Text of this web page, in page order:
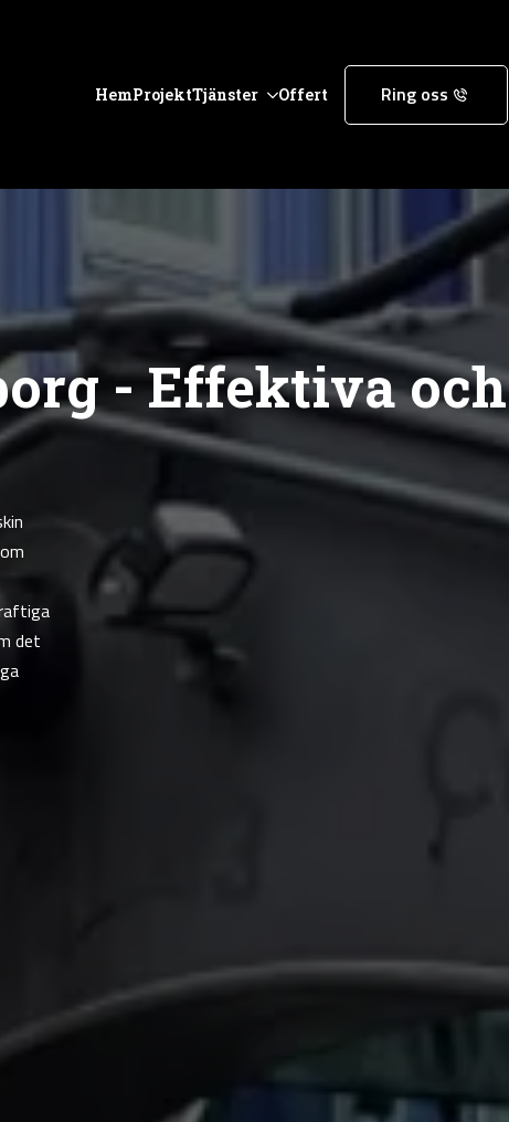
HemProjektTjänster Offert Ring oss
- Effektiva och
det